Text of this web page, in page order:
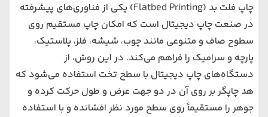
چاپ فلت بد (Flatbed Printing) یکی از فناوری‌های پیشرفته
در صنعت چاپ دیجیتال است که امکان چاپ مستقیم روی
سطوح صاف و متنوعی مانند چوب، شیشه، فلز، پلاستیک،
پارچه و سرامیک را فراهم می‌کند. در این روش، از
دستگاه‌های چاپ دیجیتال با سطح تخت استفاده می‌شود که
هد چاپگر بر روی آن در دو جهت عرض و طول حرکت کرده و
جوهر را مستقیماً روی سطح مورد نظر افشانده و با استفاده